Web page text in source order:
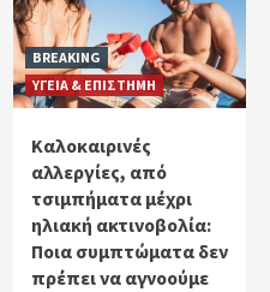
BREAKING
ΥΓΕΙΑ & ΕΠΙΣΤΗΜΗ
Καλοκαιρινές
αλλεργίες, από
τσιμπήματα μέχρι
ηλιακή ακτινοβολία:
Ποια συμπτώματα δεν
πρέπει να αγνοούμε